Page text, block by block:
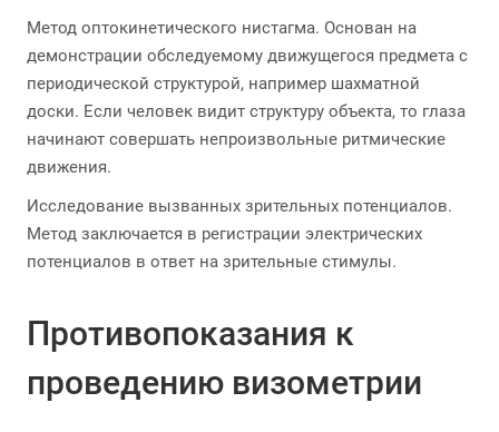
Метод оптокинетического нистагма. Основан на
демонстрации обследуемому движущегося предмета с
периодической структурой, например шахматной
доски. Если человек видит структуру объекта, то глаза
начинают совершать непроизвольные ритмические
движения.
Исследование вызванных зрительных потенциалов.
Метод заключается в регистрации электрических
потенциалов в ответ на зрительные стимулы.
Противопоказания к
проведению визометрии